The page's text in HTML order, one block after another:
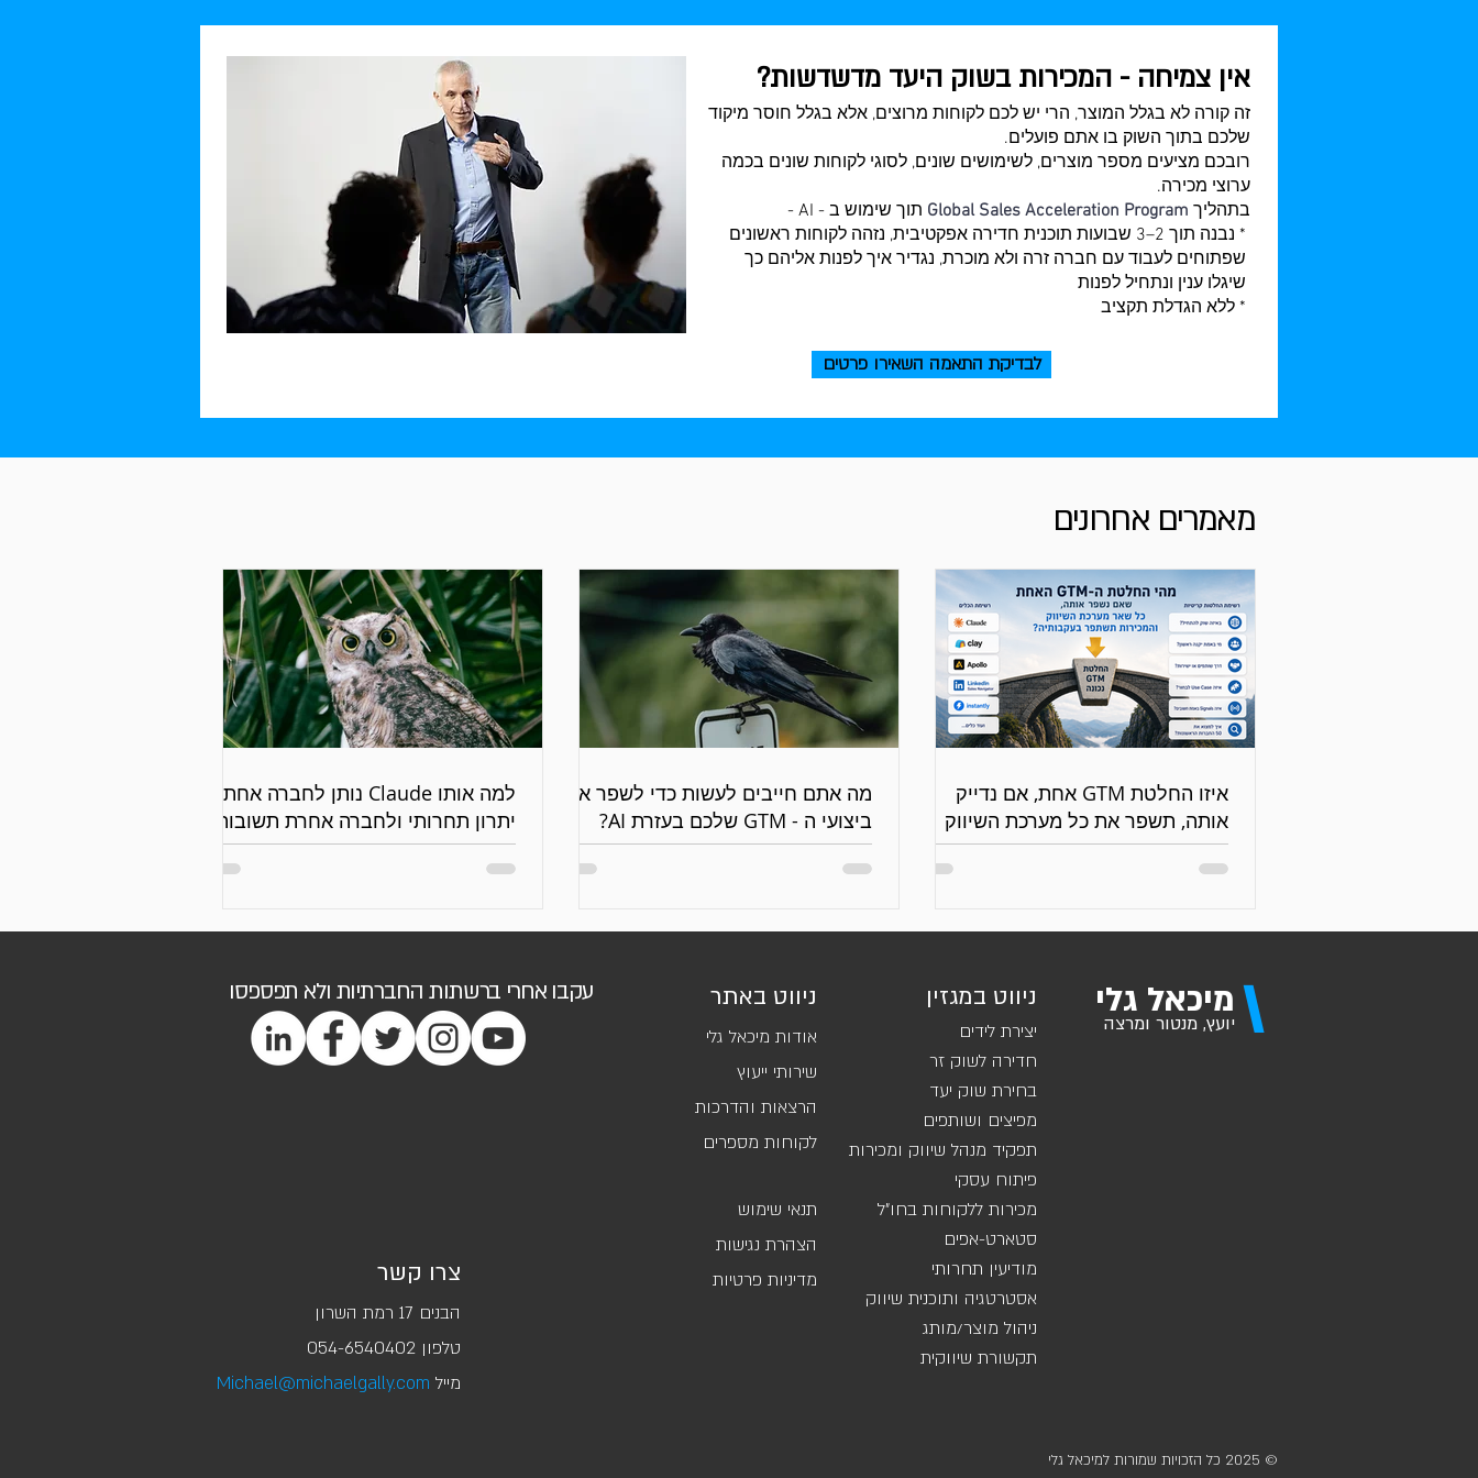
אין צמיחה - המכירות בשוק היעד מדשדשות?
זה קורה לא בגלל המוצר, הרי יש לכם לקוחות מרוצים, אלא בגלל חוסר מיקוד
שלכם בתוך השוק בו אתם פועלים.
רובכם מציעים מספר מוצרים, לשימושים שונים, לסוגי לקוחות שונים בכמה
ערוצי מכירה.
בתהליך Global Sales Acceleration Program תוך שימוש ב - AI -
* נבנה תוך 2–3 שבועות תוכנית חדירה אפקטיבית, נזהה לקוחות ראשונים
שפתוחים לעבוד עם חברה זרה ולא מוכרת, נגדיר איך לפנות אליהם כך
שיגלו ענין ונתחיל לפנות
* ללא הגדלת תקציב
לבדיקת התאמה השאירו פרטים
מאמרים אחרונים
איזו החלטת GTM אחת, אם נדייק
אותה, תשפר את כל מערכת השיווק
והמכירות?
מה אתם חייבים לעשות כדי לשפר את
ביצועי ה - GTM שלכם בעזרת AI?
למה אותו Claude נותן לחברה אחת
יתרון תחרותי ולחברה אחרת תשובות
גנריות?
עקבו אחרי ברשתות החברתיות ולא תפספסו
צרו קשר
הבנים 17 רמת השרון
טלפון ‭054-6540402‬
מייל Michael@michaelgally.com
ניווט באתר
אודות מיכאל גלי
שירותי ייעוץ
הרצאות והדרכות
לקוחות מספרים
תנאי שימוש
הצהרת נגישות
מדיניות פרטיות
ניווט במגזין
יצירת לידים
חדירה לשוק זר
בחירת שוק יעד
מפיצים ושותפים
תפקיד מנהל שיווק ומכירות
פיתוח עסקי
מכירות ללקוחות בחו"ל
סטארט-אפים
מודיעין תחרותי
אסטרטגיה ותוכנית שיווק
ניהול מוצר/מותג
תקשורת שיווקית
מיכאל גלי
יועץ, מנטור ומרצה \
© 2025 כל הזכויות שמורות למיכאל גלי